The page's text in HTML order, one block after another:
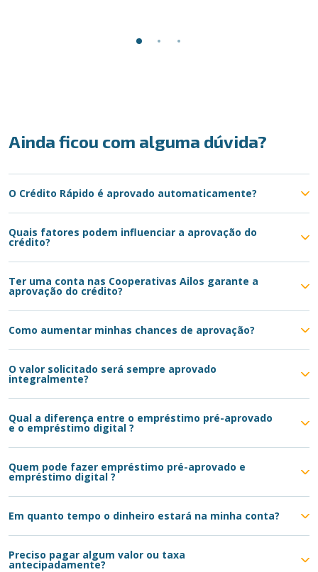
Ainda ficou com alguma dúvida?
O Crédito Rápido é aprovado automaticamente?
Quais fatores podem influenciar a aprovação do
crédito?
Ter uma conta nas Cooperativas Ailos garante a
aprovação do crédito?
Como aumentar minhas chances de aprovação?
O valor solicitado será sempre aprovado
integralmente?
Qual a diferença entre o empréstimo pré-aprovado
e o empréstimo digital ?
Quem pode fazer empréstimo pré-aprovado e
empréstimo digital ?
Em quanto tempo o dinheiro estará na minha conta?
Preciso pagar algum valor ou taxa
antecipadamente?